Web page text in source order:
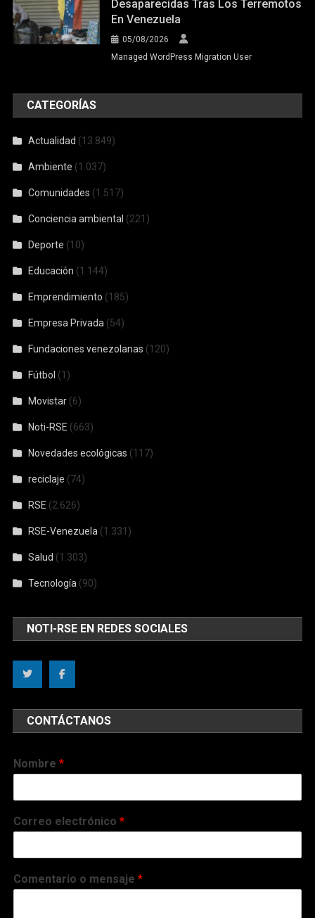
Desaparecidas Tras Los Terremotos
En Venezuela
05/08/2026
Managed WordPress Migration User
CATEGORÍAS
Actualidad (13.849)
Ambiente (1.037)
Comunidades (1.517)
Conciencia ambiental (221)
Deporte (10)
Educación (1.144)
Emprendimiento (185)
Empresa Privada (54)
Fundaciones venezolanas (120)
Fútbol (1)
Movistar (6)
Noti-RSE (663)
Novedades ecológicas (117)
reciclaje (74)
RSE (2.626)
RSE-Venezuela (1.331)
Salud (1.303)
Tecnología (90)
NOTI-RSE EN REDES SOCIALES
CONTÁCTANOS
Nombre*
Correo electrónico*
Comentario o mensaje*